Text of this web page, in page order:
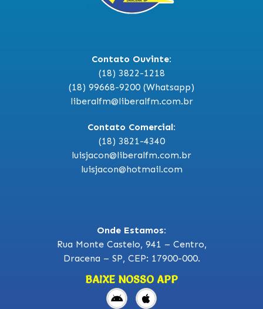
Contato Ouvinte:
(18) 3822-1218
(18) 99668-9200 (Whatsapp)
liberalfm@liberalfm.com.br
Contato Comercial:
(18) 3821-4340
luisjacon@liberalfm.com.br
luisjacon@hotmail.com
Onde Estamos:
Rua Monte Castelo, 941 – Centro,
Dracena – SP, CEP: 17900-000.
BAIXE NOSSO APP